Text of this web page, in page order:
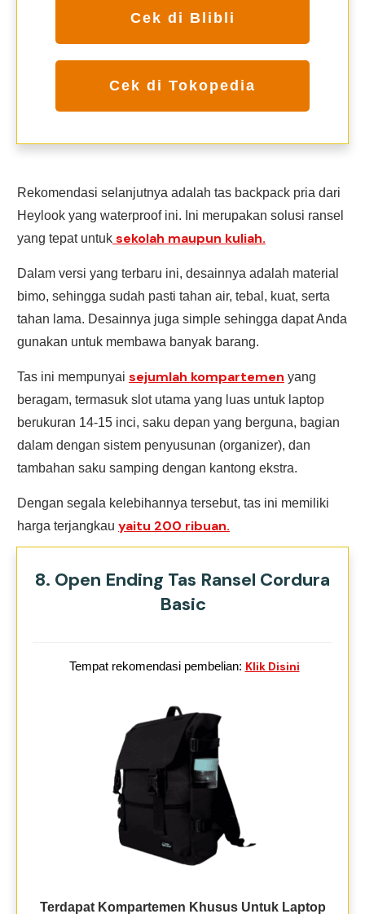
Cek di Blibli
Cek di Tokopedia
Rekomendasi selanjutnya adalah tas backpack pria dari
Heylook yang waterproof ini. Ini merupakan solusi ransel
yang tepat untuk sekolah maupun kuliah.
Dalam versi yang terbaru ini, desainnya adalah material
bimo, sehingga sudah pasti tahan air, tebal, kuat, serta
tahan lama. Desainnya juga simple sehingga dapat Anda
gunakan untuk membawa banyak barang.
Tas ini mempunyai sejumlah kompartemen yang
beragam, termasuk slot utama yang luas untuk laptop
berukuran 14-15 inci, saku depan yang berguna, bagian
dalam dengan sistem penyusunan (organizer), dan
tambahan saku samping dengan kantong ekstra.
Dengan segala kelebihannya tersebut, tas ini memiliki
harga terjangkau yaitu 200 ribuan.
8. Open Ending Tas Ransel Cordura
Basic
Tempat rekomendasi pembelian: Klik Disini
Terdapat Kompartemen Khusus Untuk Laptop